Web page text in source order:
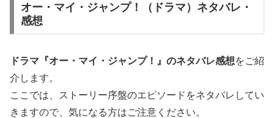
オー・マイ・ジャンプ！（ドラマ）ネタバレ・
感想
ドラマ『オー・マイ・ジャンプ！』のネタバレ感想をご紹
介します。
ここでは、ストーリー序盤のエピソードをネタバレ してい
きますので、気になる方はご注意ください。